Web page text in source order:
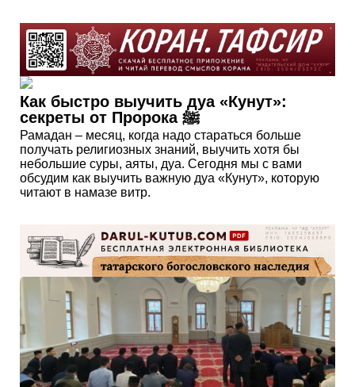
Как быстро выучить дуа «Кунут»:
секреты от Пророка ﷺ
Рамадан – месяц, когда надо стараться больше
получать религиозных знаний, выучить хотя бы
небольшие суры, аяты, дуа. Сегодня мы с вами
обсудим как выучить важную дуа «Кунут», которую
читают в намазе витр.